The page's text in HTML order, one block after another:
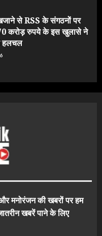
से RSS के संगठनों पर
करोड़ रुपये के इस खुलासे ने
हलचल
मनोरंजन की खबरों पर हम
खबरें पाने के लिए